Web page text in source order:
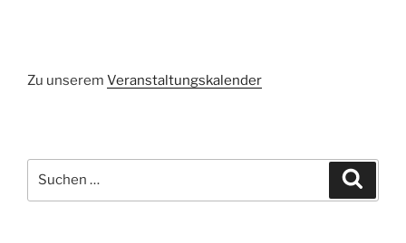
Zu unserem Veranstaltungskalender
nach: